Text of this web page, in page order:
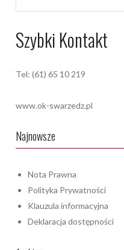
Szybki Kontakt
Tel: (61) 65 10 219
www.ok-swarzedz.pl
Najnowsze
Nota Prawna
Polityka Prywatności
Klauzula informacyjna
Deklaracja dostępności